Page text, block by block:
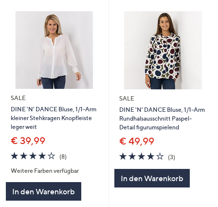
diese
anzuzeigen.
SALE
DINE 'N' DANCE Bluse, 1/1-Arm
kleiner Stehkragen Knopfleiste
leger weit
€ 39,99
3.8
von
5
(8)8
Weitere Farben verfügbar
In den Warenkorb
SALE
DINE 'N' DANCE Bluse, 1/1-Arm
Rundhalsausschnitt Paspel-
Detail figurumspielend
€ 49,99
3.7
von
(3)3
In den Warenkorb